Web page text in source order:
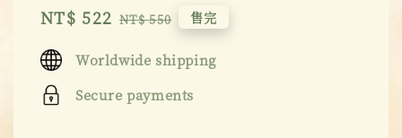
Sale
NT$ 522 Regular
NT$ 550 售完
Worldwide shipping
Secure payments